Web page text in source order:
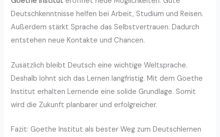
Deutschkenntnisse helfen bei Arbeit, Studium und Reisen.
Außerdem stärkt Sprache das Selbstvertrauen. Dadurch
entstehen neue Kontakte und Chancen.
Zusätzlich bleibt Deutsch eine wichtige Weltsprache.
Deshalb lohnt sich das Lernen langfristig. Mit dem Goethe
Institut erhalten Lernende eine solide Grundlage. Somit
wird die Zukunft planbarer und erfolgreicher.
Fazit: Goethe Institut als bester Weg zum Deutschlernen